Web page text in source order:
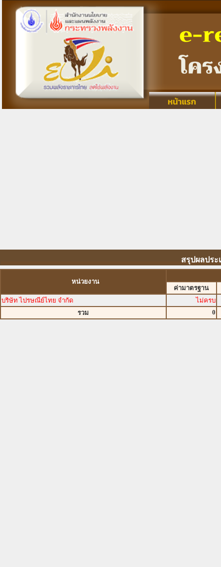
สรุปผลประ
หน่วยงาน
ค่ามาตรฐาน
บริษัท ไปรษณีย์ไทย จำกัด
ไม่ครบ
รวม
0